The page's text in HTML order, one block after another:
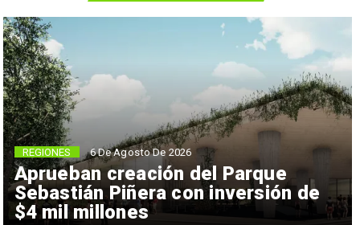
Aprueban creación del Parque
Sebastián Piñera con inversión de
$4 mil millones
REGIONES 6 De Agosto De 2026